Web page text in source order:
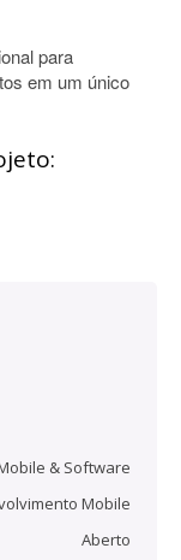
para
em um único
& Software
Mobile
Aberto